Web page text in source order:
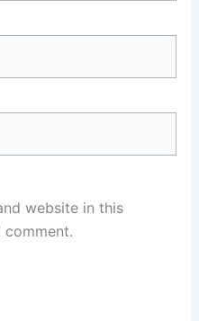
website in this